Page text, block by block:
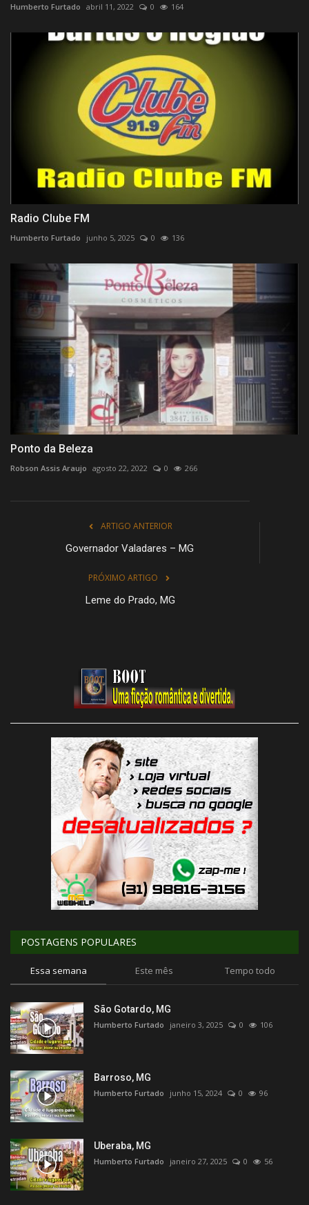
Humberto Furtado abril 11, 2022 0 164
Radio Clube FM
Humberto Furtado junho 5, 2025 0 136
Ponto da Beleza
Robson Assis Araujo agosto 22, 2022 0 266
ARTIGO ANTERIOR
Governador Valadares – MG
PRÓXIMO ARTIGO
Leme do Prado, MG
POSTAGENS POPULARES
Essa semana Este mês Tempo todo
São Gotardo, MG
Humberto Furtado janeiro 3, 2025 0 106
Barroso, MG
Humberto Furtado junho 15, 2024 0 96
Uberaba, MG
Humberto Furtado janeiro 27, 2025 0 56